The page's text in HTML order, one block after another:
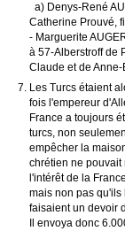
a) Denys-René
Catherine Prouvé,
- Marguerite
à 57-Alberstroff de
Claude et de Anne-
Les Turcs étaient
fois l'empereur
France a toujours
turcs, non
empêcher la
chrétien ne pouvait
l'intérêt de la
mais non pas qu'ils
faisaient un devoir
Il envoya donc